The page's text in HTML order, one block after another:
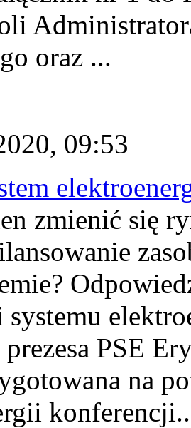
oraz ...
09:53
zmienić się
systemu
PSE
na